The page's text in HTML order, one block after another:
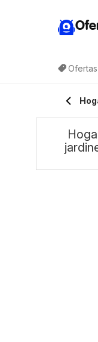
Ofertas